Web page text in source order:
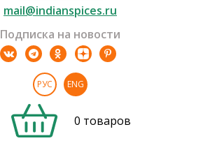
mail@indianspices.ru
Подписка на новости
РУС ENG
0 товаров